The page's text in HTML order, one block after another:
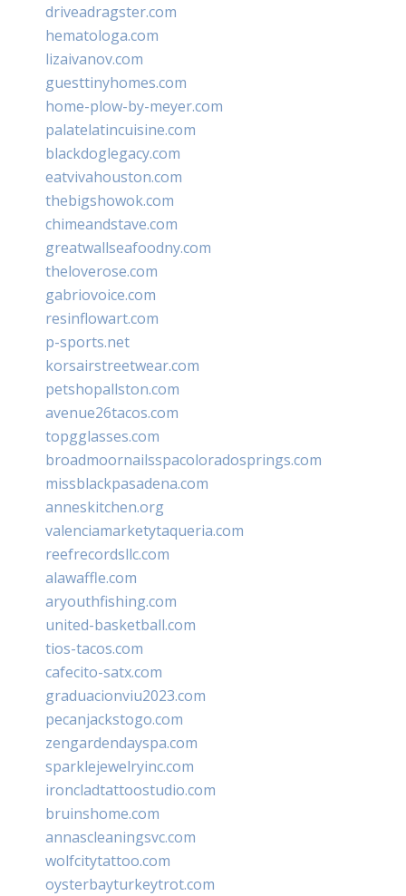
driveadragster.com
hematologa.com
lizaivanov.com
guesttinyhomes.com
home-plow-by-meyer.com
palatelatincuisine.com
blackdoglegacy.com
eatvivahouston.com
thebigshowok.com
chimeandstave.com
greatwallseafoodny.com
theloverose.com
gabriovoice.com
resinflowart.com
p-sports.net
korsairstreetwear.com
petshopallston.com
avenue26tacos.com
topgglasses.com
broadmoornailsspacoloradosprings.com
missblackpasadena.com
anneskitchen.org
valenciamarketytaqueria.com
reefrecordsllc.com
alawaffle.com
aryouthfishing.com
united-basketball.com
tios-tacos.com
cafecito-satx.com
graduacionviu2023.com
pecanjackstogo.com
zengardendayspa.com
sparklejewelryinc.com
ironcladtattoostudio.com
bruinshome.com
annascleaningsvc.com
wolfcitytattoo.com
oysterbayturkeytrot.com